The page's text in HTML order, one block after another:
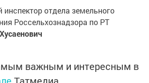
инспектор отдела земельного
Россельхознадзора по РТ
важным и интересным в